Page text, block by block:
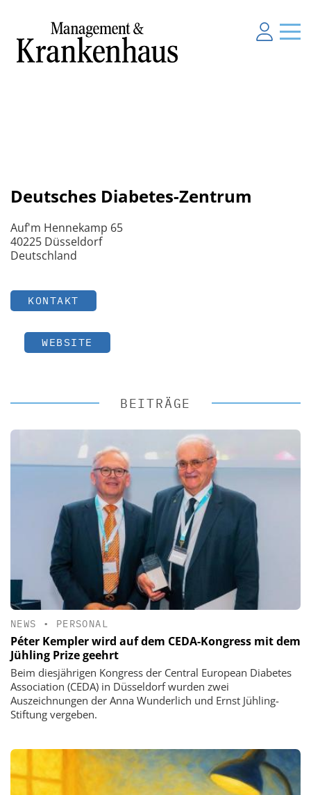
Deutsches Diabetes-Zentrum
Auf'm Hennekamp 65
40225 Düsseldorf
Deutschland
KONTAKT
WEBSITE
BEITRÄGE
NEWS • PERSONAL
Péter Kempler wird auf dem CEDA-Kongress mit dem
Jühling Prize geehrt
Beim diesjährigen Kongress der Central European Diabetes
Association (CEDA) in Düsseldorf wurden zwei
Auszeichnungen der Anna Wunderlich und Ernst Jühling-
Stiftung vergeben.